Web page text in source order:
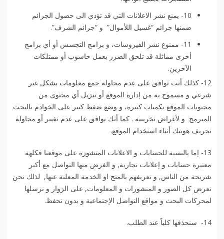
10- يمنع نشر الاعلانات التي قد تؤدي الى حصول الجرائم
ضمنها جرائم “غسيل اللأموال” و “جرائم الشرف”.
11- ممنوع نشر الفيروسات، و برامج التجسس أو أي برامج
أخرى مماثلة قد تلحق الضرر بعمل حاسوب أو ممتلكات
الآخرين.
12- كذلك أنت توافق على عدم محاولة جمع معلومات بشكل غير
شرعي و مسموح به من إدارة الموقع أو تنزيل أي محتوى من
محتويات الموقع بكميات كبيرة، و وضع ضغط كبير على الخوادم بالبحث
المبرمج و لأغراض تخريبية . كما أنك توافق على عدم تغيير أو محاولة
تحريف هويتك أثناء استخدام الموقع.
13- إما بالنسبة للحسابات و الاعلانات المنشورة على موقعنا فكلهة
معتبرة حسابات و إعلانات تجارية, و الغرض منها التواصل مع أكبر
شريحة من الناس, و تعريفهم بالمتج او الخدمة المعلنة عنها, لذلك نحن
نعرض كل الصور و المنشورات و المعلومات, على الزوار و نرسلها
لمحركات البحث و مواقع التواصل الإجتماعية و بدون تحفظ.
14- سنحذفها كلياً عند الطلب.